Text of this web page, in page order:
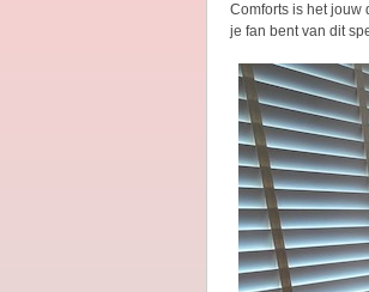
Comforts is het jouw
je fan bent van dit